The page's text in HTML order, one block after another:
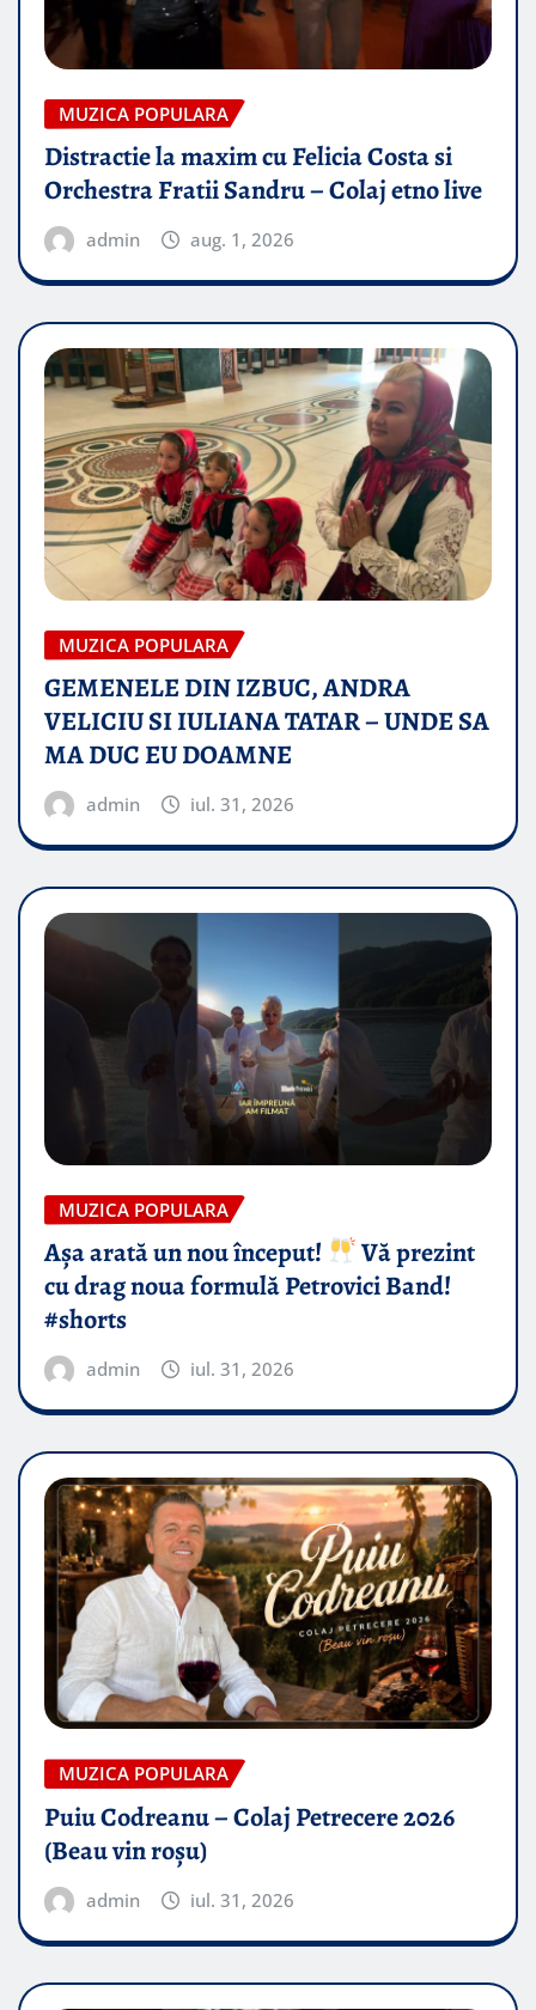
MUZICA POPULARA
Distractie la maxim cu Felicia Costa si
Orchestra Fratii Sandru – Colaj etno live
admin aug. 1, 2026
MUZICA POPULARA
GEMENELE DIN IZBUC, ANDRA
VELICIU SI IULIANA TATAR – UNDE SA
MA DUC EU DOAMNE
admin iul. 31, 2026
MUZICA POPULARA
Așa arată un nou început!
Vă prezint
cu drag noua formulă Petrovici Band!
#shorts
admin iul. 31, 2026
MUZICA POPULARA
Puiu Codreanu – Colaj Petrecere 2026
(Beau vin roșu)
admin iul. 31, 2026